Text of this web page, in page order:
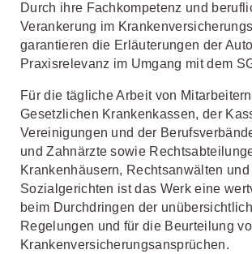
Durch ihre Fachkompetenz und
Verankerung im
garantieren die Erläuterungen der
Praxisrelevanz im Umgang mit dem
Für die tägliche Arbeit von
Gesetzlichen Krankenkassen, der
Vereinigungen und der
und Zahnärzte sowie
Krankenhäusern, Rechtsanwälten und
Sozialgerichten ist das Werk eine
beim Durchdringen der
Regelungen und für die Beurteilung
Krankenversicherungsansprüchen.